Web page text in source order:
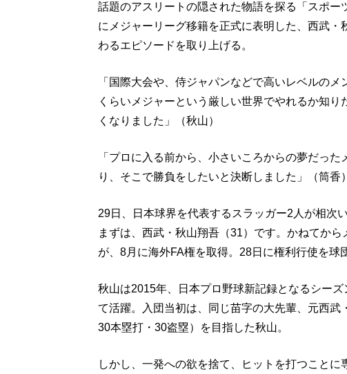
話題のアスリートの隠された物語を探る「スポー
にメジャーリーグ移籍を正式に表明した、西武
わるエピソードを取り上げる。
「国際大会や、侍ジャパンなどで高いレベルの
くらいメジャーという厳しい世界でやれるか知
くなりました」（秋山）
「プロに入る前から、小さいころからの夢だっ
り、そこで勝負をしたいと決断しました」（筒香）
29日、日本球界を代表するスラッガー2人が相次
まずは、西武・秋山翔吾（31）です。かねてか
が、8月に海外FA権を取得。28日に権利行使を球
秋山は2015年、日本プロ野球新記録となるシー
て活躍。入団当初は、同じ苗字の大先輩、元西武
30本塁打・30盗塁）を目指した秋山。
しかし、一発への欲を捨て、ヒットを打つこと